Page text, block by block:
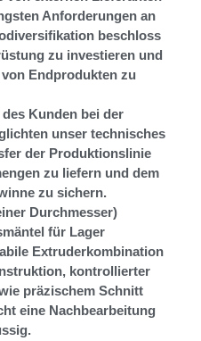
Anforderungen an
beschloss
zu investieren und
Endprodukten zu
Kunden bei der
unser technisches
der Produktionslinie
zu liefern und dem
zu sichern.
Durchmesser)
für Lager
Extruderkombination
kontrollierter
präzischem Schnitt
eine Nachbearbeitung